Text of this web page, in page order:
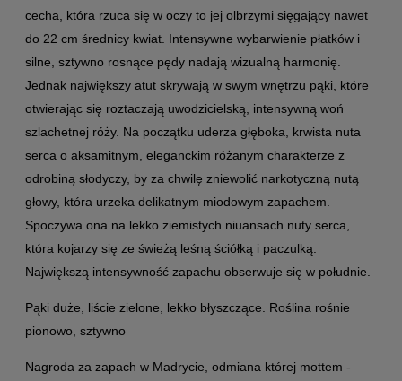
cecha, która rzuca się w oczy to jej olbrzymi sięgający nawet
do 22 cm średnicy kwiat. Intensywne wybarwienie płatków i
silne, sztywno rosnące pędy nadają wizualną harmonię.
Jednak największy atut skrywają w swym wnętrzu pąki, które
otwierając się roztaczają uwodzicielską, intensywną woń
szlachetnej róży. Na początku uderza głęboka, krwista nuta
serca o aksamitnym, eleganckim różanym charakterze z
odrobiną słodyczy, by za chwilę zniewolić narkotyczną nutą
głowy, która urzeka delikatnym miodowym zapachem.
Spoczywa ona na lekko ziemistych niuansach nuty serca,
która kojarzy się ze świeżą leśną ściółką i paczulką.
Największą intensywność zapachu obserwuje się w południe.
Pąki duże, liście zielone, lekko błyszczące. Roślina rośnie
pionowo, sztywno
Nagroda za zapach w Madrycie, odmiana której mottem -